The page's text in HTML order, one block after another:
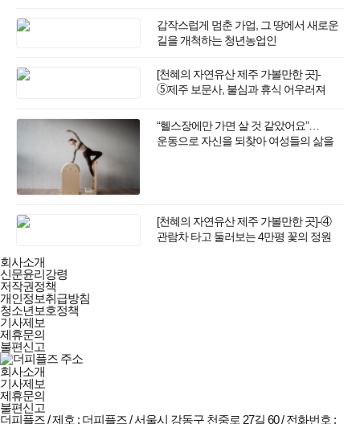
갑작스럽게 멈춘 가업, 그 땅에서 새로운
길을 개척하는 청년농업인
[천혜의 자연유산 제주 가볼만한 곳]-
➄제주 보문사, 불심과 휴식 어우러져
“헬스장에만 가면 살 것 같았어요”…
운동으로 자신을 되찾아 여성들의 삶을
[천혜의 자연유산 제주 가볼만한 곳]-④
관람차 타고 둘러보는 4만평 꽃의 정원
더피플즈
회사소개
및
정책안내
회사소개
신문윤리강령
저작권정책
개인정보취급방침
청소년보호정책
기사제보
제휴문의
불편신고
회사소개
기사제보
제휴문의
불편신고
더피플즈 / 제호 : 더피플즈 /서울시 강동구 천중로 27길 60 / 전화번호 :